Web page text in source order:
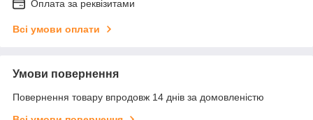
Оплата за реквізитами
Всі умови оплати
Умови повернення
Повернення товару впродовж 14 днів за домовленістю